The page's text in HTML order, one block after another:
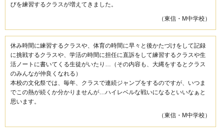
びを練習するクラスが増えてきました。
（東信・M中学校）
休み時間に練習するクラスや、体育の時間に早々と後かたづけをして記録
に挑戦するクラスや、学活の時間に担任に直訴をして練習するクラスや生
活ノートに書いてくる生徒がいたり…（その内容も、大縄をするとクラス
のみんなが仲良くなれる）
本校の文化祭では、毎年、クラスで連続ジャンプをするのですが、いつま
でこの熱が続くか分かりませんが…ハイレベルな戦いになるといいなぁと
思います。
（東信・M中学校）